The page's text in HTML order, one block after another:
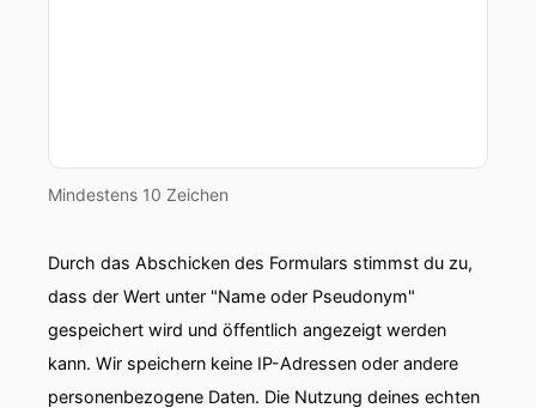
Mindestens 10 Zeichen
Durch das Abschicken des Formulars stimmst du zu,
dass der Wert unter "Name oder Pseudonym"
gespeichert wird und öffentlich angezeigt werden
kann. Wir speichern keine IP-Adressen oder andere
personenbezogene Daten. Die Nutzung deines echten